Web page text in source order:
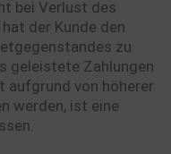
bei Verlust des
der Kunde den
zu
geleistete Zahlungen
aufgrund von höherer
werden, ist eine